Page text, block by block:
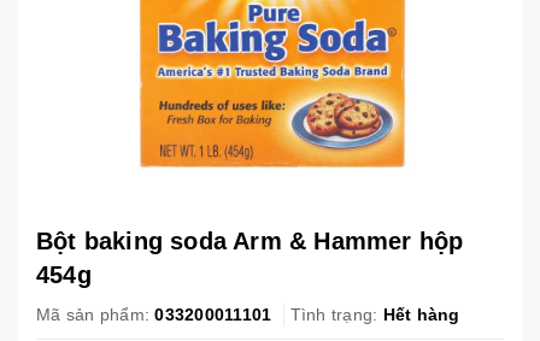
Bột baking soda Arm & Hammer hộp
454g
Mã sản phẩm: 033200011101 Tình trạng: Hết hàng